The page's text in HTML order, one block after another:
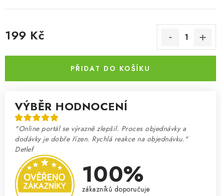
199 Kč
PŘIDAT DO KOŠÍKU
VÝBĚR HODNOCENÍ
"Online portál se výrazně zlepšil. Proces objednávky a
dodávky je dobře řízen. Rychlá reakce na objednávku."
Detlef
100%
zákazníků doporučuje